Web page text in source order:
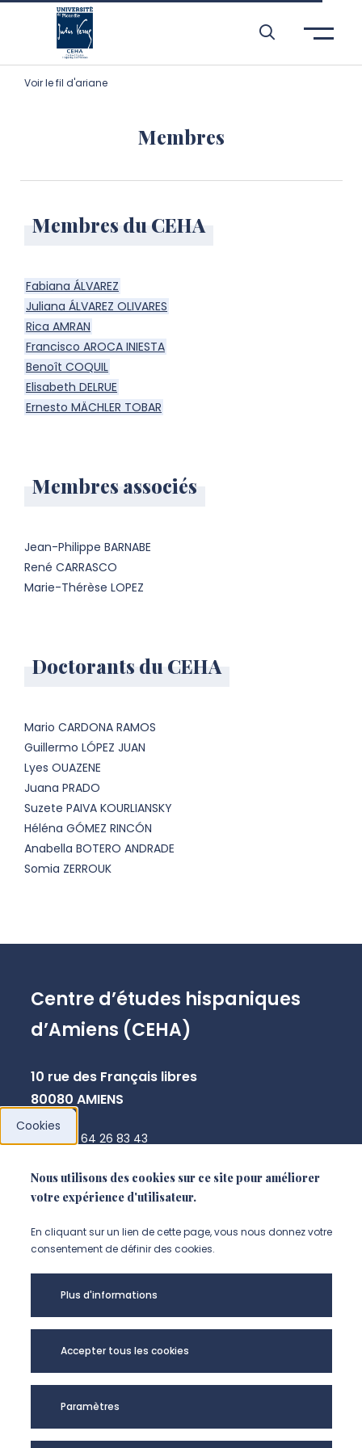
Aller à l’entête de page
Aller au menu principale
Aller au contenu principal
Aller à la recherche
Passer aux cookies
Aller au pied de page
Voir le fil d'ariane
Membres
Membres du CEHA
Fabiana ÁLVAREZ
Juliana ÁLVAREZ OLIVARES
Rica AMRAN
Francisco AROCA INIESTA
Benoît COQUIL
Elisabeth DELRUE
Ernesto MÄCHLER TOBAR
Membres associés
Jean-Philippe BARNABE
René CARRASCO
Marie-Thérèse LOPEZ
Doctorants du CEHA
Mario CARDONA RAMOS
Guillermo LÓPEZ JUAN
Lyes OUAZENE
Juana PRADO
Suzete PAIVA KOURLIANSKY
Héléna GÓMEZ RINCÓN
Anabella BOTERO ANDRADE
Somia ZERROUK
Centre d’études hispaniques
d’Amiens (CEHA)
10 rue des Français libres
80080 AMIENS
+33 3 64 26 83 43
NOUS CONTACTER
Cookies
Nous utilisons des cookies sur ce site pour améliorer
votre expérience d'utilisateur.
En cliquant sur un lien de cette page, vous nous donnez votre
consentement de définir des cookies.
Plus d'informations
Accepter tous les cookies
Paramètres